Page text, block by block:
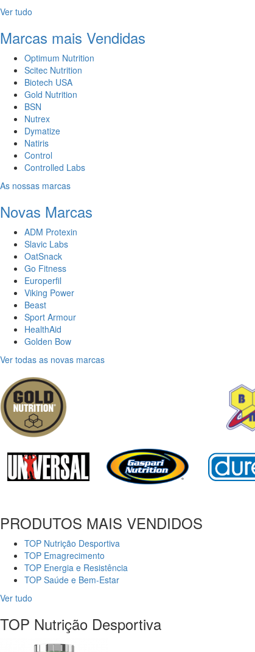
Ver tudo
Marcas mais Vendidas
Optimum Nutrition
Scitec Nutrition
Biotech USA
Gold Nutrition
BSN
Nutrex
Dymatize
Natiris
Control
Controlled Labs
As nossas marcas
Novas Marcas
ADM Protexin
Slavic Labs
OatSnack
Go Fitness
Europerfil
Viking Power
Beast
Sport Armour
HealthAid
Golden Bow
Ver todas as novas marcas
PRODUTOS MAIS VENDIDOS
TOP Nutrição Desportiva
TOP Emagrecimento
TOP Energia e Resistência
TOP Saúde e Bem-Estar
Ver tudo
TOP Nutrição Desportiva